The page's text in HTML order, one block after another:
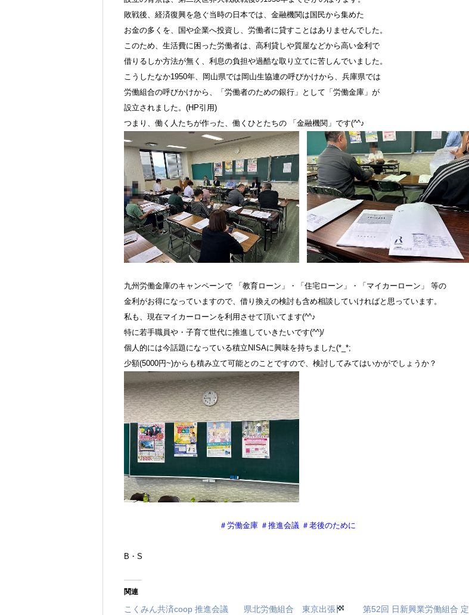
敗戦後、経済復興を急ぐ当時の日本では、金融機関は国民から集めた
お金の多くを、国や企業へ投資し、労働者に貸すことはありませんでした。
このため、生活費に困った労働者は、高利貸しや質屋などから高い金利で
借りるしか方法が無く、利息の負担や過酷な取り立てに苦しんでいました。
こうしたなか1950年、岡山県では岡山生協連の呼びかけから、兵庫県では
労働組合の呼びかけから、「労働者のための銀行」として「労働金庫」が
設立されました。(HP引用)
つまり、働く人たちが作った、働くひとたちの 「金融機関」です(^^♪
九州労働金庫のキャンペーンで 「教育ローン」・「住宅ローン」・「マイカーローン」 等の
金利がお得になっていますので、借り換えの検討も含め相談していければと思っています。
私も、現在マイカーローンを利用させて頂いてます(^^♪
特に若手職員や・子育て世代に推進していきたいです(^^)/
個人的には今話題になっている積立NISAに興味を持ちました(*_*;
少額(5000円~)からも積み立て可能とのことですので、検討してみてはいかがでしょうか？
＃労働金庫 ＃推進会議 ＃老後のために
B・S
関連
こくみん共済coop 推進会議
県北労働組合 東京出張
第52回 日新興業労働組合 定